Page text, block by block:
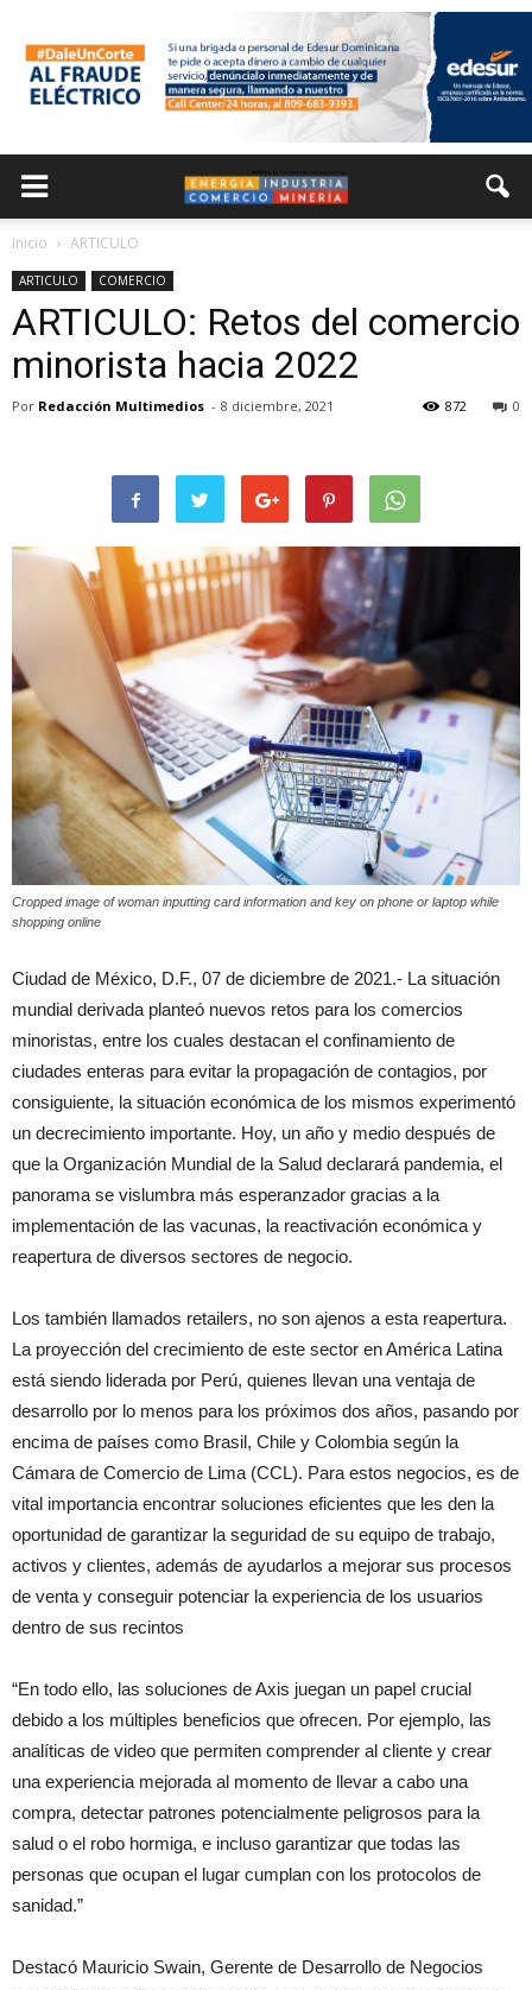
Inicio ARTICULO
ARTICULO COMERCIO
ARTICULO: Retos del comercio
minorista hacia 2022
Por Redacción Multimedios - 8 diciembre, 2021 0
872
Cropped image of woman inputting card information and key on phone or laptop while
shopping online
Ciudad de México, D.F., 07 de diciembre de 2021.- La situación
mundial derivada planteó nuevos retos para los comercios
minoristas, entre los cuales destacan el confinamiento de
ciudades enteras para evitar la propagación de contagios, por
consiguiente, la situación económica de los mismos experimentó
un decrecimiento importante. Hoy, un año y medio después de
que la Organización Mundial de la Salud declarará pandemia, el
panorama se vislumbra más esperanzador gracias a la
implementación de las vacunas, la reactivación económica y
reapertura de diversos sectores de negocio.
Los también llamados retailers, no son ajenos a esta reapertura.
La proyección del crecimiento de este sector en América Latina
está siendo liderada por Perú, quienes llevan una ventaja de
desarrollo por lo menos para los próximos dos años, pasando por
encima de países como Brasil, Chile y Colombia según la
Cámara de Comercio de Lima (CCL). Para estos negocios, es de
vital importancia encontrar soluciones eficientes que les den la
oportunidad de garantizar la seguridad de su equipo de trabajo,
activos y clientes, además de ayudarlos a mejorar sus procesos
de venta y conseguir potenciar la experiencia de los usuarios
dentro de sus recintos
“En todo ello, las soluciones de Axis juegan un papel crucial
debido a los múltiples beneficios que ofrecen. Por ejemplo, las
analíticas de video que permiten comprender al cliente y crear
una experiencia mejorada al momento de llevar a cabo una
compra, detectar patrones potencialmente peligrosos para la
salud o el robo hormiga, e incluso garantizar que todas las
personas que ocupan el lugar cumplan con los protocolos de
sanidad.”
Destacó Mauricio Swain, Gerente de Desarrollo de Negocios